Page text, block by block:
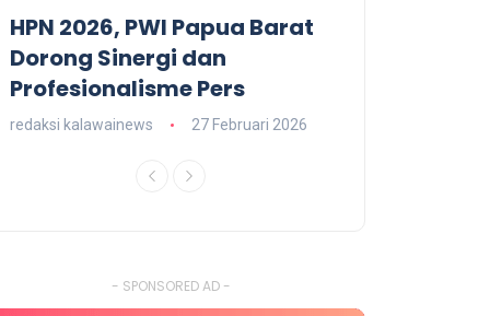
HPN 2026, PWI Papua Barat
Dorong Sinergi dan
Profesionalisme Pers
redaksi kalawainews 27 Februari 2026
- SPONSORED AD -